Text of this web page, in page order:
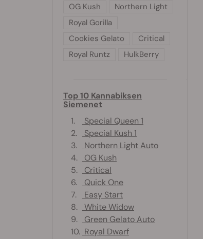
OG Kush
Northern Light
Royal Gorilla
Cookies Gelato
Critical
Royal Runtz
HulkBerry
Top 10 Kannabiksen
Siemenet
1.
Special Queen 1
2.
Special Kush 1
3.
Northern Light Auto
4.
OG Kush
5.
Critical
6.
Quick One
7.
Easy Start
8.
White Widow
9.
Green Gelato Auto
10. Royal Dwarf